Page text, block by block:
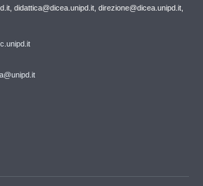
didattica@dicea.unipd.it, direzione@dicea.unipd.it,